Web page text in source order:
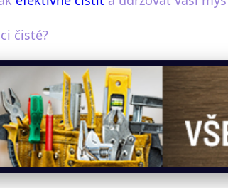
čisté?